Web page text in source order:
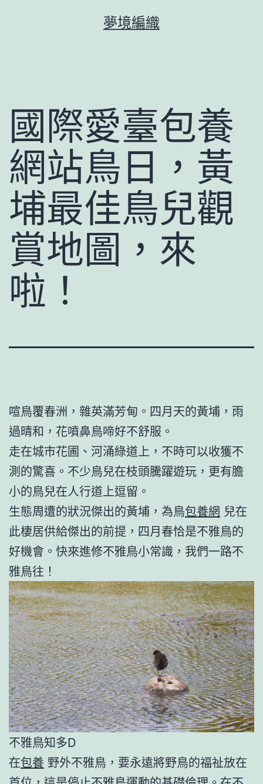
夢境編織
國際愛臺包養
網站鳥日，黃
埔最佳鳥兒觀
賞地圖，來
啦！
喧鳥覆春洲，雜英滿芳甸。四月天的黃埔，雨
過晴和，花噴鼻鳥啼好不舒服。
走在城市花圃、河涌綠道上，不時可以收獲不
測的驚喜。不少鳥兒在枝頭騰躍遊玩，更有膽
小的鳥兒在人行道上逗留。
生態周遭的狀況傑出的黃埔，為鳥包養網 兒在
此棲居供給傑出的前提，四月春恰是不雅鳥的
好機會。快來進修不雅鳥小常識，我們一路不
雅鳥往！
不雅鳥知多D
在包養 野外不雅鳥，要永遠將野鳥的福祉放在